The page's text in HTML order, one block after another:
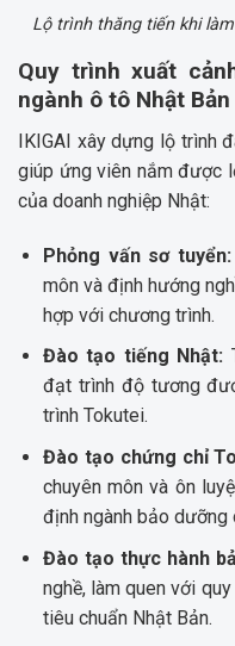
Lộ trình thăng tiến khi
Quy trình xuất
ngành ô tô Nhật Bản
IKIGAI xây dựng lộ trình
giúp ứng viên nắm được
của doanh nghiệp Nhật:
Phỏng vấn sơ tuyển:
môn và định hướng
hợp với chương trình.
Đào tạo tiếng Nhật:
đạt trình độ tương
trình Tokutei.
Đào tạo chứng chỉ
chuyên môn và ôn
định ngành bảo dưỡng
Đào tạo thực hành
nghề, làm quen với
tiêu chuẩn Nhật Bản.